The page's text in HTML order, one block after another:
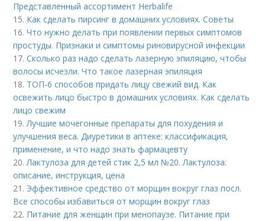
Представленный ассортимент Herbalife
15. Как сделать пирсинг в домашних условиях. Советы
16.Что нужно делать при появлении первых симптомов
простуды. Признаки и симптомы риновирусной инфекции
17.Сколько раз надо сделать лазерную эпиляцию, чтобы
волосы исчезли. Что такое лазерная эпиляция
18. ТОП-6 способов придать лицу свежий вид. Как
освежить лицо быстро в домашних условиях. Как сделать
лицо свежим
19.Лучшие мочегонные препараты для похудения и
улучшения веса. Диуретики в аптеке: классификация,
применение, и что надо знать фармацевту
20.Лактулоза для детей стик 2,5 мл №20. Лактулоза:
описание, инструкция, цена
21. Эффективное средство от морщин вокруг глаз посл.
Все способы избавиться от морщин вокруг глаз
22. Питание для женщин при менопаузе. Питание при